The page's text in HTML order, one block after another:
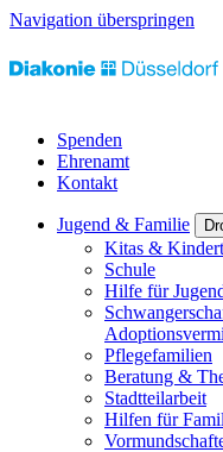
Navigation überspringen
Spenden
Ehrenamt
Kontakt
Jugend & Familie
Kitas &
Schule
Hilfe für
Pflegefamilien
Beratung &
Stadtteilarbeit
Hilfen für